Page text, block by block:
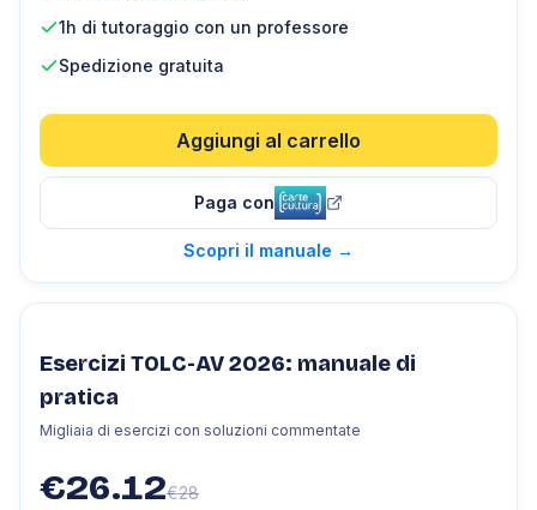
1h di tutoraggio con un professore
Spedizione gratuita
Aggiungi al carrello
Paga con
Scopri il manuale →
Esercizi TOLC-AV 2026: manuale di
pratica
Migliaia di esercizi con soluzioni commentate
€26.12€28